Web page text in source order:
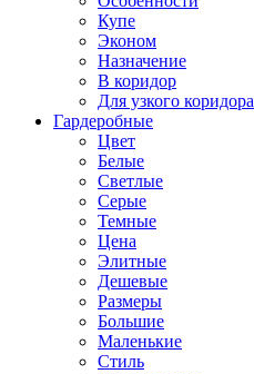
Купе
Эконом
Назначение
В коридор
Для узкого коридора
Гардеробные
Цвет
Белые
Светлые
Серые
Темные
Цена
Элитные
Дешевые
Размеры
Большие
Маленькие
Стиль